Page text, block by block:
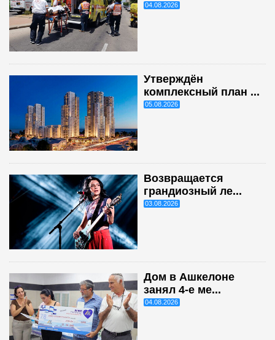
04.08.2026
Утверждён
комплексный план ...
05.08.2026
Возвращается
грандиозный ле...
03.08.2026
Дом в Ашкелоне
занял 4-е ме...
04.08.2026